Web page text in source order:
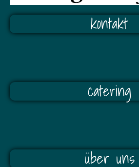
kontakt
catering
über uns